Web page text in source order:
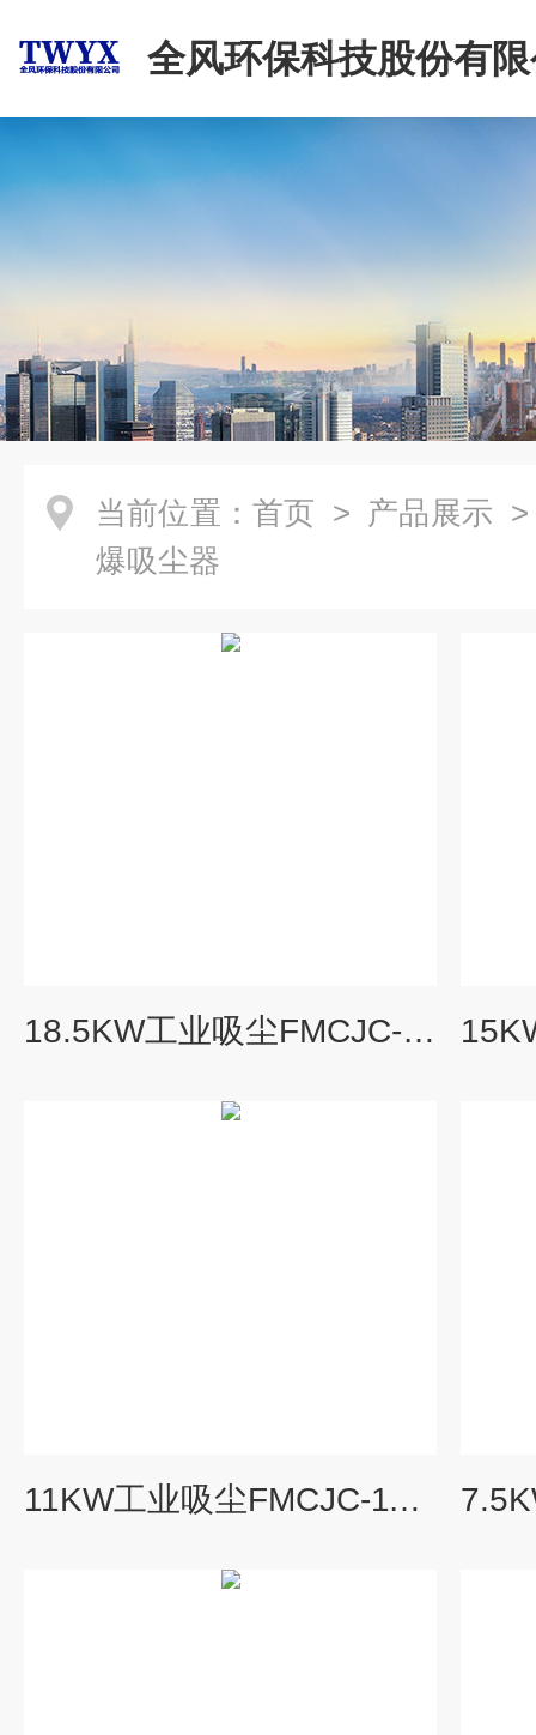
全风环保科技股份有
当前位置： 首页 > 产品展示
爆吸尘器
18.5KW工业吸尘FMCJC-18.5-8粉尘收集智能工业防爆集尘机
11KW工业吸尘FMCJC-11-8粉尘收集智能工业防爆集尘机